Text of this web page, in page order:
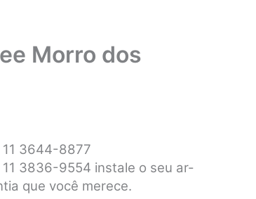
Morro dos
3644-8877
3836-9554 instale o seu ar-
que você merece.